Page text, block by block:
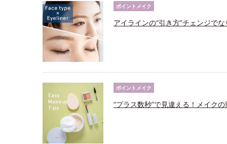
ポイントメイク
アイラインの“引き方”チェンジで
ポイントメイク
“プラス数秒”で見違える！メイク